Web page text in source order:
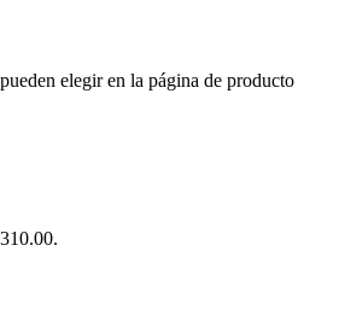
elegir en la página de producto